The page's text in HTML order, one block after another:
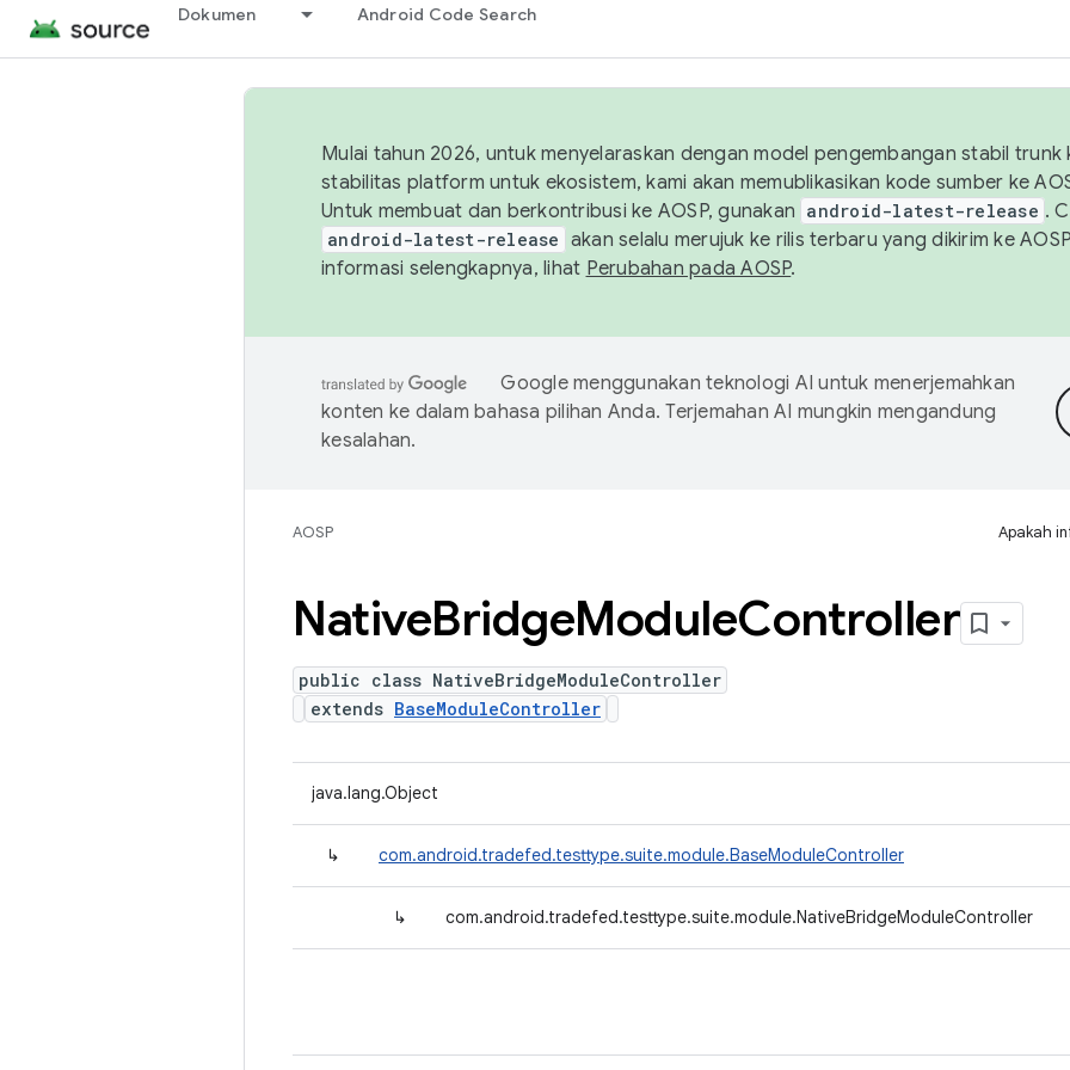
Dokumen Android Code Search
Mulai tahun 2026, untuk menyelaraskan dengan model pengembangan stabil trunk
stabilitas platform untuk ekosistem, kami akan memublikasikan kode sumber ke
Untuk membuat dan berkontribusi ke AOSP, gunakan android-latest-release .
android-latest-release akan selalu merujuk ke rilis terbaru yang dikirim ke
informasi selengkapnya, lihat Perubahan pada AOSP.
Google menggunakan teknologi AI untuk menerjemahkan
konten ke dalam bahasa pilihan Anda. Terjemahan AI mungkin mengandung
kesalahan.
AOSP Apakah
NativeBridgeModuleController
public class NativeBridgeModuleController
extends BaseModuleController
java.lang.Object
↳ com.android.tradefed.testtype.suite.module.BaseModuleController
↳ com.android.tradefed.testtype.suite.module.NativeBridgeModuleController